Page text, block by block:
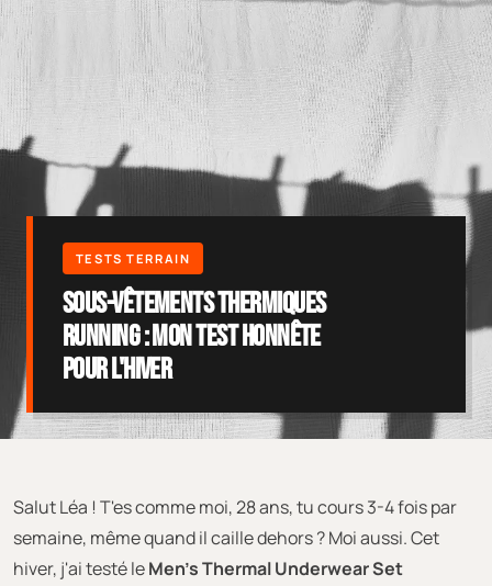
Sous-vêtements thermiques
running : mon test honnête
pour l'hiver
Salut Léa ! T'es comme moi, 28 ans, tu cours 3-4 fois par
semaine, même quand il caille dehors ? Moi aussi. Cet
hiver, j'ai testé leMen's Thermal Underwear Set